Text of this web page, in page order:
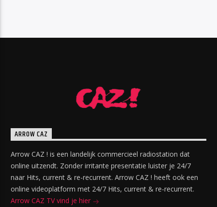
ARROW CAZ
Arrow CAZ ! is een landelijk commercieel radiostation dat
online uitzendt. Zonder irritante presentatie luister je 24/7
naar Hits, current & re-recurrent. Arrow CAZ ! heeft ook een
online videoplatform met 24/7 Hits, current & re-recurrent.
Arrow CAZ TV vind je hier